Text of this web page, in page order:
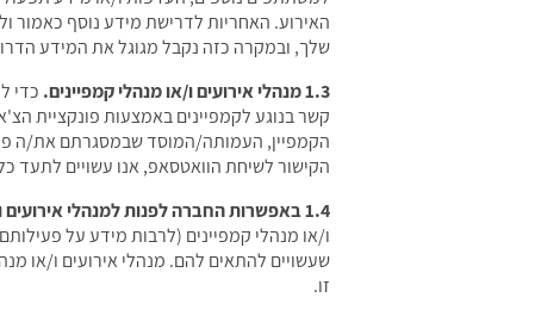
שלך, ובמקרה כזה נקבל מגוגל את המידע
1.3 מנהלי אירועים ו/או מנהלי קמפיינים.
כדי
קשר בנוגע לקמפיינים באמצעות פונקציית
הקמפיין, העמותה/המוסד שבמסגרתם את/ה
הקישור לשיחת הוואטסאפ, אנו עשויים
1.4 באפשרות החברה לפנות למנהלי אירועים ו/או למנהלי קמפיינים באופן יזום.
ו/או מנהלי קמפיינים (לרבות מידע על
שעשויים להתאים להם. מנהלי אירועים ו/או
זו.